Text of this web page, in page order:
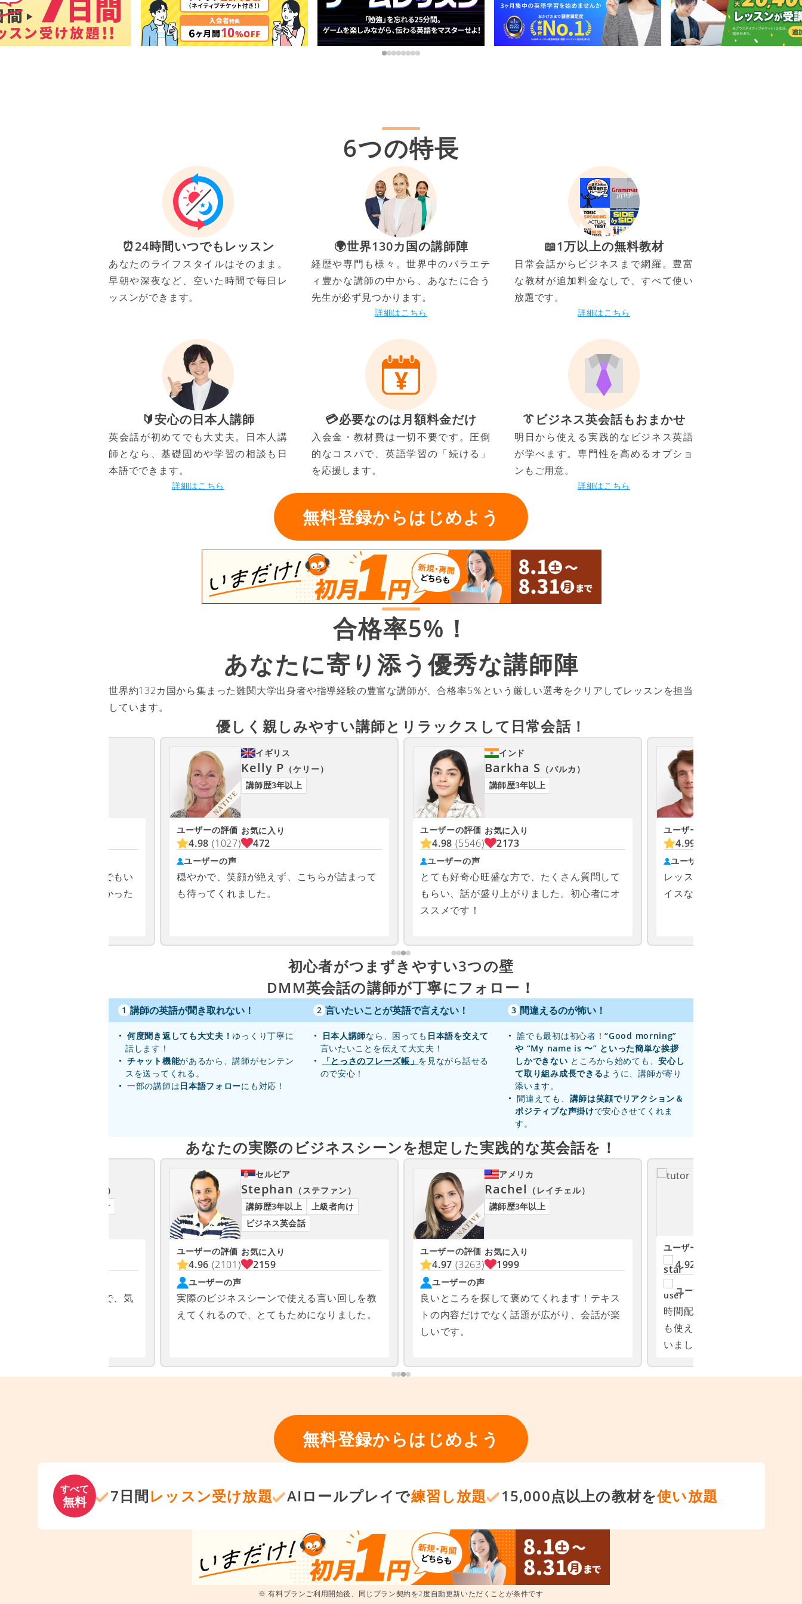
6つの特長
⏰24時間いつでもレッスン
あなたのライフスタイルはそのまま。
早朝や深夜など、空いた時間で毎日レ
ッスンができます。
🌍世界130カ国の講師陣
経歴や専門も様々。世界中のバラエテ
ィ豊かな講師の中から、あなたに合う
先生が必ず見つかります。
詳細はこちら
📖1万以上の無料教材
日常会話からビジネスまで網羅。豊富
な教材が追加料金なしで、すべて使い
放題です。
詳細はこちら
🔰安心の日本人講師
英会話が初めてでも大丈夫。日本人講
師となら、基礎固めや学習の相談も日
本語でできます。
詳細はこちら
💳️必要なのは月額料金だけ
入会金・教材費は一切不要です。圧倒
的なコスパで、英語学習の「続ける」
を応援します。
👔ビジネス英会話もおまかせ
明日から使える実践的なビジネス英語
が学べます。専門性を高めるオプショ
ンもご用意。
詳細はこちら
無料登録からはじめよう
合格率5%！
あなたに寄り添う優秀な講師陣
世界約132カ国から集まった難関大学出身者や指導経験の豊富な講師が、合格率5％という厳しい選考をクリアしてレッスンを担当
しています。
優しく親しみやすい講師と リラックスして日常会話！
すかったこと、少しでもい
ることがとても嬉しかった
イギリス
Kelly P （ケリー）
講師歴3年以上
ユーザーの評価
4.98 (1027)
お気に入り
472
ユーザーの声
穏やかで、笑顔が絶えず、こちらが詰まって
も待ってくれました。
インド
Barkha S （バルカ）
講師歴3年以上
ユーザーの評価
4.98 (5546)
お気に入り
2173
ユーザーの声
とても好奇心旺盛な方で、たくさん質問して
もらい、話が盛り上がりました。初心者にオ
ススメです！
ユーザーの評価
4.99
ユーザーの声
レッスンの進め方やチャット
イスなど、とても丁寧で優し
初心者がつまずきやすい3つの壁
DMM英会話の講師が丁寧にフォロー！
1 講師の英語が聞き取れない！
何度聞き返しても大丈夫！ ゆっくり丁寧に
話します！
チャット機能があるから、講師がセンテン
スを送ってくれる。
一部の講師は日本語フォローにも対応！
2 言いたいことが英語で言えない！
日本人講師なら、困っても 日本語を交えて
言いたいことを伝えて大丈夫！
「とっさのフレーズ帳」 を見ながら話せる
ので安心！
3 間違えるのが怖い！
誰でも最初は初心者！“Good morning”
や “My name is 〜” といった簡単な挨拶
しかできない ところから始めても、安心し
て取り組み成長できるように、講師が寄り
添います。
間違えても、 講師は笑顔でリアクション＆
ポジティブな声掛けで安心させてくれま
す。
あなたの実際のビジネスシーンを想定した実践的な英会話を！
（アンジェラ）
上級者向け
対応してくださるので、気
セルビア
Stephan （ステファン）
講師歴3年以上
上級者向け
ビジネス英会話
ユーザーの評価
4.96 (2101)
お気に入り
2159
ユーザーの声
実際のビジネスシーンで使える言い回しを教
えてくれるので、とてもためになりました。
アメリカ
Rachel
（レイチェル）
講師歴3年以上
ユーザーの評価
4.97 (3263)
お気に入り
1999
ユーザーの声
良いところを探して褒めてくれます！テキス
トの内容だけでなく話題が広がり、会話が楽
しいです。
ユーザーの評価
4.92
時間配分が丁寧で、教科書だ
も使える雑談まで25分にうま
いました。
無料登録からはじめよう
すべて
無料 7日間レッスン受け放題 AIロールプレイで練習し放題 15,000点以上の教材を使い放題
※ 有料プランご利用開始後、同じプラン契約を2度自動更新いただくことが条件です